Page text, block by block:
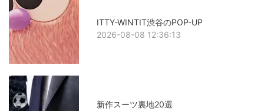
ITTY-WINTIT渋谷のPOP-UP
2026-08-08 12:36:13
新作スーツ裏地20選